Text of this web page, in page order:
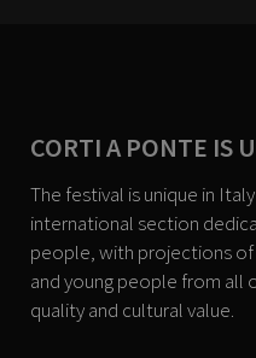
CORTI A PONTE IS
The festival is unique in
international section
people, with projections
and young people from
quality and cultural value.